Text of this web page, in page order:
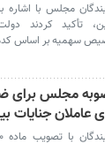
مجلس با اشاره
تأکید کردند
سهمیه بر اساس
مجلس برای
عاملان جنایات